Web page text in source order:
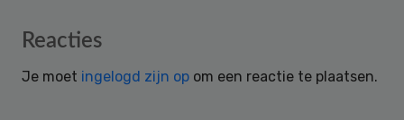
Reader
Reacties
Je moet ingelogd zijn op om een reactie te plaatsen.